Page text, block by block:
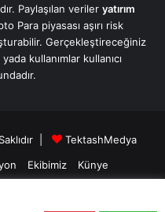
Paylaşılan veriler yatırım
Para piyasası aşırı risk
Gerçekleştireceğiniz
kullanımlar kullanıcı
|
TektashMedya
Ekibimiz
Künye